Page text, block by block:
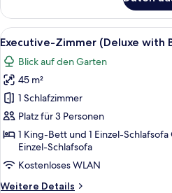
Zimmer
(Deluxe
with
Alle
Fotos
für
Executive-
Zimmer
(Deluxe
with
Breakfast)
anzeigen
10
Executive-Zimmer (Deluxe with
Blick auf den Garten
45 m²
1 Schlafzimmer
Platz für 3 Personen
1 King-Bett und 1 Einzel-
Einzel-Schlafsofa
Kostenloses WLAN
Weitere Details
Weitere